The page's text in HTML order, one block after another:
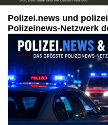
Polizei.news und
Polizeinews-Netzwerk